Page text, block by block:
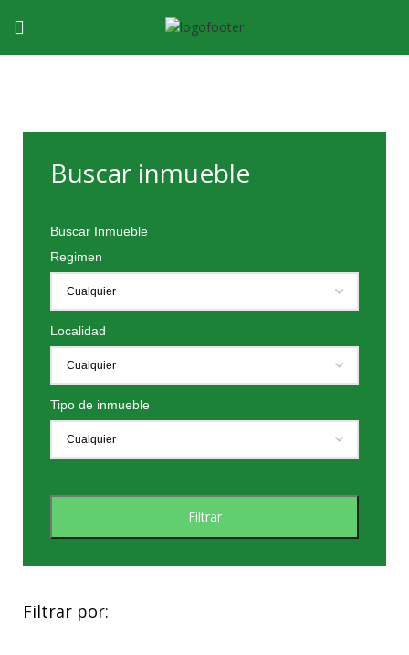
Buscar inmueble
Buscar Inmueble
Regimen
Localidad
Tipo de inmueble
Filtrar
Filtrar por: